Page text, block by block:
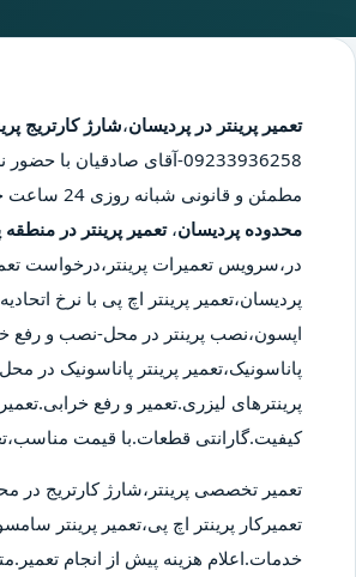
تعمیر پرینتر در پردیسان،شارژ کارتریج
09233936258-آقای
مطمئن و قانونی شبانه روزی 24 ساعت حتی در روز های تعطیل، تعمیر پرینتر در محدوده پردیسان،
محدوده پردیسان،تعمیر پرینتر در
در،سرویس تعمیرات پرینتر،درخواست
پردیسان،تعمیر پرینتر اچ پی با نرخ
اپسون،نصب پرینتر در محل-نصب و رفع
پاناسونیک،تعمیر پرینتر پاناسونیک در
پرینترهای لیزری.تعمیر و رفع
کیفیت.گارانتی قطعات.با قیمت
تعمیر تخصصی پرینتر،شارژ کارتریج
تعمیرکار پرینتر اچ پی،تعمیر پرینتر
خدمات.اعلام هزینه پیش از انجام